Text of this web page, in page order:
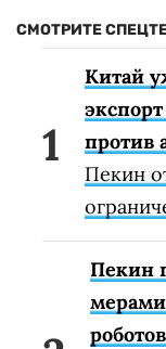
СМОТРИТЕ
Китай
против
Пекин
Пекин
мерами
роботов